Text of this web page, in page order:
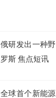
俄研发出一种
罗斯 焦点短讯
全球首个新能